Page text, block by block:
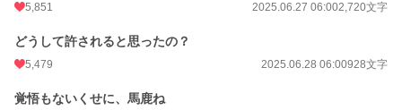
5,851 2025.06.27 06:002,720文字
どうして許されると思ったの？
5,479 2025.06.28 06:00928文字
覚悟もないくせに、馬鹿ね